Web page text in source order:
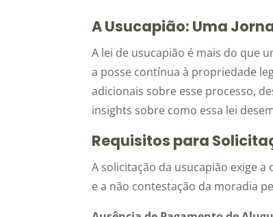
A Usucapião: Uma
A lei de usucapião é mais do que
a posse contínua à propriedade
adicionais sobre esse processo,
insights sobre como essa lei
Requisitos para
A solicitação da usucapião exige
e a não contestação da moradia